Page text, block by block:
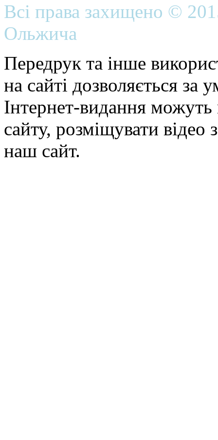
Всі права захищено ©
Ольжича
Передрук та інше
на сайті дозволяється
Інтернет-видання можуть
сайту, розміщувати відео
наш сайт.